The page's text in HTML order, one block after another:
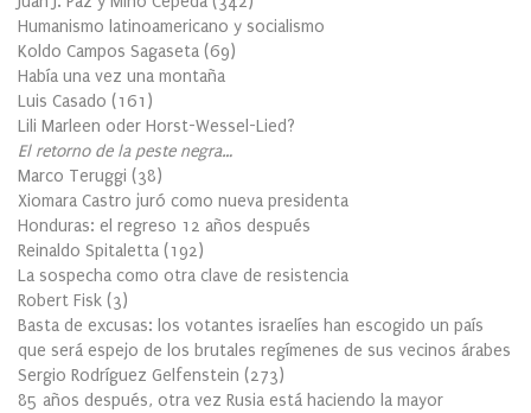
Humanismo latinoamericano y socialismo
Koldo Campos Sagaseta (69)
Había una vez una montaña
Luis Casado (161 )
Lili Marleen oder Horst-Wessel-Lied?
El retorno de la peste negra…
Marco Teruggi (38)
Xiomara Castro juró como nueva presidenta
Honduras: el regreso 12 años después
Reinaldo Spitaletta (192)
La sospecha como otra clave de resistencia
Robert Fisk (3)
Basta de excusas: los votantes israelíes han escogido un país
que será espejo de los brutales regímenes de sus vecinos árabes
Sergio Rodríguez Gelfenstein (273)
85 años después, otra vez Rusia está haciendo la mayor